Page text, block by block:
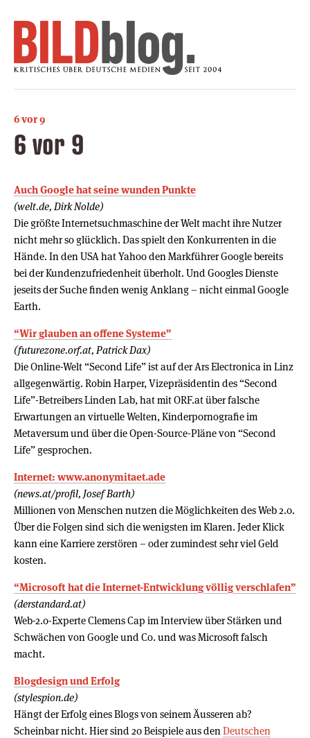
6 vor 9
6 vor 9
Auch Google hat seine wunden Punkte
(welt.de, Dirk Nolde)
Die größte Internetsuchmaschine der Welt macht ihre Nutzer
nicht mehr so glücklich. Das spielt den Konkurrenten in die
Hände. In den USA hat Yahoo den Markführer Google bereits
bei der Kundenzufriedenheit überholt. Und Googles Dienste
jeseits der Suche finden wenig Anklang – nicht einmal Google
Earth.
“Wir glauben an offene Systeme”
(futurezone.orf.at, Patrick Dax)
Die Online-Welt “Second Life” ist auf der Ars Electronica in Linz
allgegenwärtig. Robin Harper, Vizepräsidentin des “Second
Life”-Betreibers Linden Lab, hat mit ORF.at über falsche
Erwartungen an virtuelle Welten, Kinderpornografie im
Metaversum und über die Open-Source-Pläne von “Second
Life” gesprochen.
Internet: www.anonymitaet.ade
(news.at/profil, Josef Barth)
Millionen von Menschen nutzen die Möglichkeiten des Web 2.0.
Über die Folgen sind sich die wenigsten im Klaren. Jeder Klick
kann eine Karriere zerstören – oder zumindest sehr viel Geld
kosten.
“Microsoft hat die Internet-Entwicklung völlig verschlafen”
(derstandard.at)
Web-2.0-Experte Clemens Cap im Interview über Stärken und
Schwächen von Google und Co. und was Microsoft falsch
macht.
Blogdesign und Erfolg
(stylespion.de)
Hängt der Erfolg eines Blogs von seinem Äusseren ab?
Scheinbar nicht. Hier sind 20 Beispiele aus den Deutschen